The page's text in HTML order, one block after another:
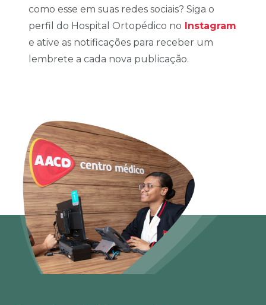
como esse em suas redes sociais? Siga o
perfil do Hospital Ortopédico no Instagram
e ative as notificações para receber um
lembrete a cada nova publicação.